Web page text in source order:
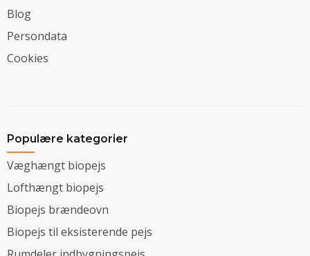
Blog
Persondata
Cookies
Populære kategorier
Væghængt biopejs
Lofthængt biopejs
Biopejs brændeovn
Biopejs til eksisterende pejs